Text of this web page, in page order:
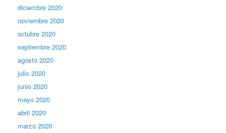
diciembre 2020
noviembre 2020
octubre 2020
septiembre 2020
agosto 2020
julio 2020
junio 2020
mayo 2020
abril 2020
marzo 2020